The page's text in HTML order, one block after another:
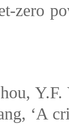
zero
‘A